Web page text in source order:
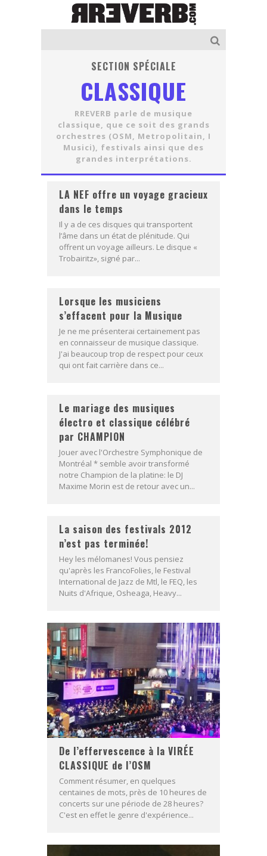
SECTION SPÉCIALE
CLASSIQUE
RREVERB parle de musique
classique, que ce soit des grands
orchestres (OSM, Metropolitain, I
Musici), festivals ainsi que des
grandes interprétations.
LA NEF offre un voyage gracieux
dans le temps
Il y a de ces disques qui transportent
l’âme dans un état de plénitude. Qui
offrent un voyage ailleurs. Le disque «
Trobairitz», signé par...
Lorsque les musiciens
s’effacent pour la Musique
Je ne me présenterai certainement pas
en connaisseur de musique classique.
J'ai beaucoup trop de respect pour ceux
qui ont fait carrière dans ce...
Le mariage des musiques
électro et classique célébré
par CHAMPION
Jouer avec l'Orchestre Symphonique de
Montréal * semble avoir transformé
notre Champion de la platine: le DJ
Maxime Morin est de retour avec un...
La saison des festivals 2012
n’est pas terminée!
Hey les mélomanes! Vous pensiez
qu'après les FrancoFolies, le Festival
International de Jazz de Mtl, le FEQ, les
Nuits d'Afrique, Osheaga, Heavy...
De l’effervescence à la VIRÉE
CLASSIQUE de l’OSM
Comment résumer, en quelques
centaines de mots, près de 10 heures de
concerts sur une période de 28 heures?
C'est en effet le genre d'expérience...